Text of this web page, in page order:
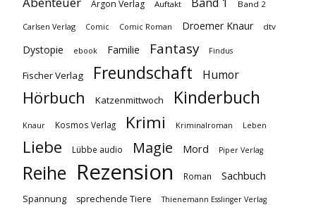
Argon Verlag Auftakt Band 2
Carlsen Verlag Comic Comic Roman Droemer Knaur dtv
Dystopie ebook Familie Fantasy Findus
Fischer Verlag Freundschaft Humor
Hörbuch Katzenmittwoch Kinderbuch
Knaur Kosmos Verlag Krimi Kriminalroman Leben
Liebe Lübbe audio Magie Mord Piper Verlag
Reihe Rezension Roman Sachbuch
Spannung sprechende Tiere Thienemann Esslinger Verlag